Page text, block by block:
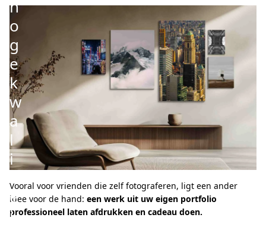
h
o
g
e
k
w
a
l
i
t
e
i
Vooral voor vrienden die zelf fotograferen, ligt een ander
idee voor de hand: een werk uit uw eigen portfolio
professioneel laten afdrukken en cadeau doen.